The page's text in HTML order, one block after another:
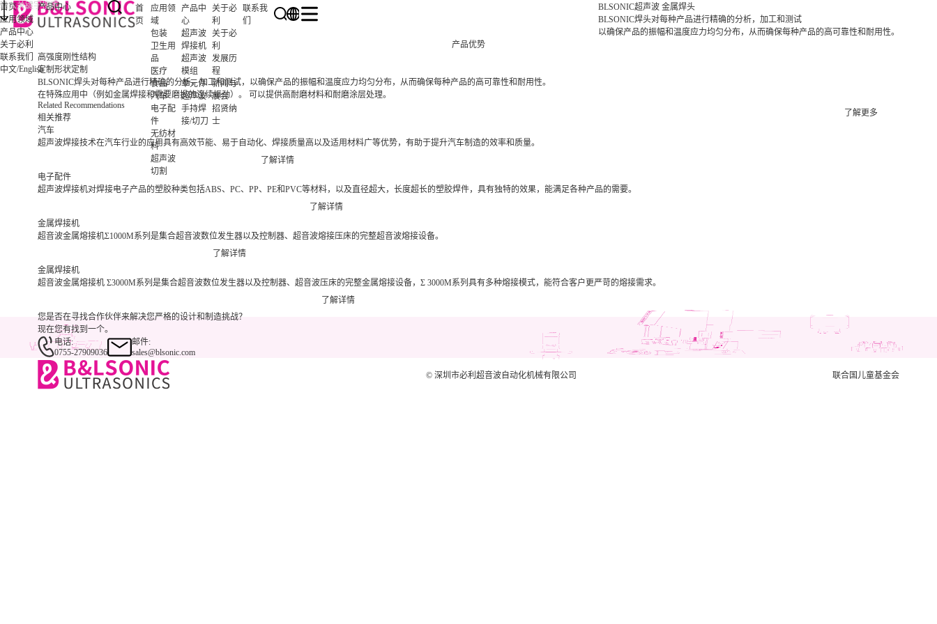
首
页
应用领
域
包装
卫生用
品
医疗
食品
汽车
电子配
件
无纺材
料
超声波
切割
产品中
心
超声波
焊接机
超声波
模组
单元件
超声波
手持焊
接/切刀
关于必
利
关于必
利
发展历
程
新闻与
展会
招贤纳
士
联系我
们
首页
应用领域
产品中心
关于必利
联系我们
中文/English
产品中心
BLSONIC超声波 金属焊头
BLSONIC焊头对每种产品进行精确的分析，加工和测试
以确保产品的振幅和温度应力均匀分布，从而确保每种产品的高可靠性和耐用性。
产品优势
高强度刚性结构
定制形状定制
BLSONIC焊头对每种产品进行精确的分析，加工和测试，以确保产品的振幅和温度应力均匀分布，从而确保每种产品的高可靠性和耐用性。
在特殊应用中（例如金属焊接和需要磨损的连续振动）。 可以提供高耐磨材料和耐磨涂层处理。
Related Recommendations
相关推荐
了解更多
汽车
超声波焊接技术在汽车行业的应用具有高效节能、易于自动化、焊接质量高以及适用材料广等优势，有助于提升汽车制造的效率和质量。
了解详情
电子配件
超声波焊接机对焊接电子产品的塑胶种类包括ABS、PC、PP、PE和PVC等材料，以及直径超大，长度超长的塑胶焊件，具有独特的效果，能满足各种产品的需要。
了解详情
金属焊接机
超音波金属熔接机Σ1000M系列是集合超音波数位发生器以及控制器、超音波熔接压床的完整超音波熔接设备。
了解详情
金属焊接机
超音波金属熔接机 Σ3000M系列是集合超音波数位发生器以及控制器、超音波压床的完整金属熔接设备，Σ 3000M系列具有多种熔接模式，能符合客户更严苛的熔接需求。
了解详情
您是否在寻找合作伙伴来解决您严格的设计和制造挑战？
现在您有找到一个。
电话:
0755-27909036
邮件:
sales@blsonic.com
© 深圳市必利超音波自动化机械有限公司 联合国儿童基金会